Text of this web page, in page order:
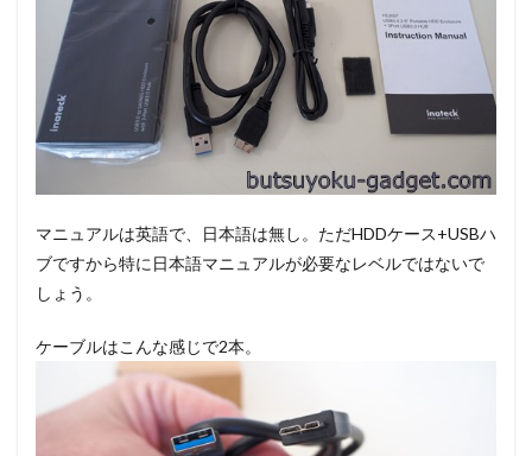
マニュアルは英語で、日本語は無し。ただHDDケース+USBハ
ブですから特に日本語マニュアルが必要なレベルではないで
しょう。
ケーブルはこんな感じで2本。